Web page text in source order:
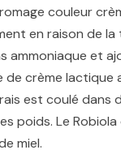
couleur
en raison de
ammoniaque et
de crème lactique
est coulé dans
poids. Le
miel.